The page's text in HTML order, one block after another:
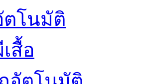
ตโนมัติ
สื้อ